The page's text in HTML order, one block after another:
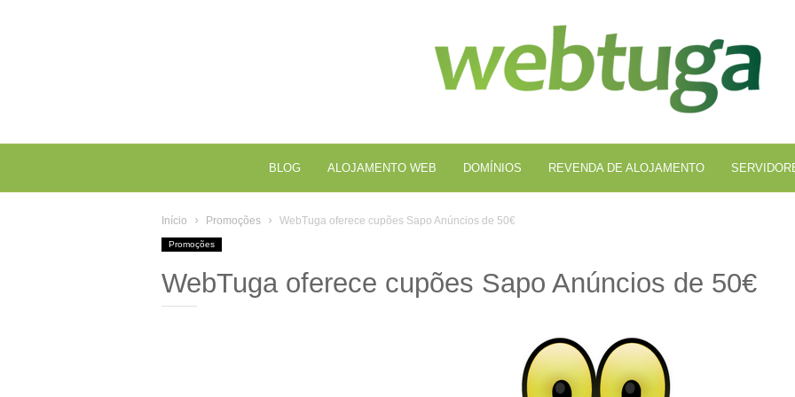
BLOG ALOJAMENTO WEB DOMÍNIOS REVENDA DE ALOJAMENTO
Início Promoções WebTuga oferece cupões Sapo Anúncios de 50€
Promoções
WebTuga oferece cupões Sapo Anúncios de 50€